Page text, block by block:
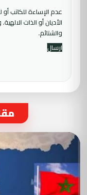
عدم الإساءة للكاتب
الأديان أو الذات
والشتائم.